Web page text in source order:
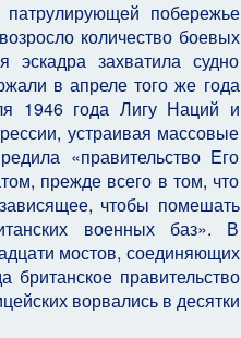
побережье
количество боевых
захватила судно
в апреле того же года
1946 года Лигу Наций и
устраивая массовые
«правительство Его
прежде всего в том, что
чтобы помешать
военных баз». В
мостов, соединяющих
правительство
ворвались в десятки